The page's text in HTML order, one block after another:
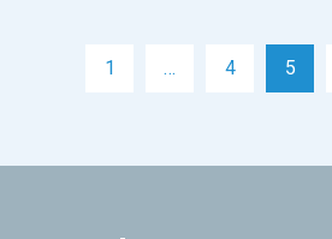
1 … 4 5